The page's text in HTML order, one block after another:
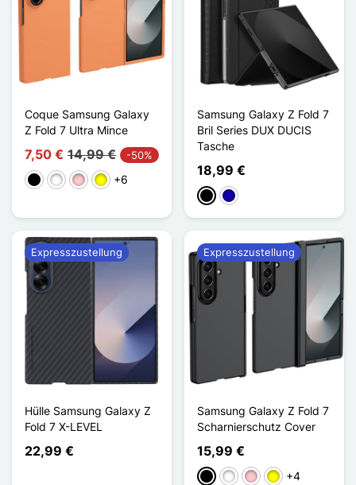
Coque Samsung Galaxy
Z Fold 7 Ultra Mince
7,50 € 14,99 € -50%
Schwarz
WeißPinkGelb+6
Samsung Galaxy Z Fold 7
Bril Series DUX DUCIS
Tasche
18,99 €
SchwarzDunkelblau
Hülle Samsung Galaxy Z
Fold 7 X-LEVEL
22,99 €
Expresszustellung
Samsung Galaxy Z Fold 7
Scharnierschutz Cover
15,99 €
Schwarz
WeißPinkGelb+4
Expresszustellung